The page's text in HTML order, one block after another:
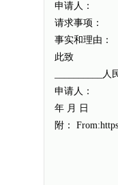
申请人：
请求事项：
事实和理由：
此致
__________人
申请人：
年 月 日
附：